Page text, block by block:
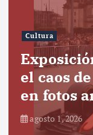
Cultura
el caos
en fotos
agosto 1, 2026